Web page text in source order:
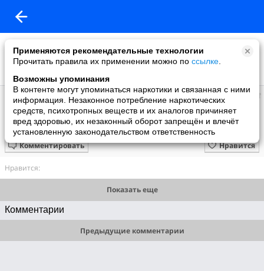
Применяются рекомендательные технологии
Прочитать правила их применении можно по ссылке
Возможны упоминания
В контенте могут упоминаться наркотики и связанная с ними
информация. Незаконное потребление наркотических
средств, психотропных веществ и их аналогов причиняет
вред здоровью, их незаконный оборот запрещён и влечёт
установленную законодательством ответственность
Наташа
добавила видео
15.09.2011
Бумер-Не плачь
Нравится
Комментировать
Нравится:
Показать еще
Комментарии
Предыдущие комментарии